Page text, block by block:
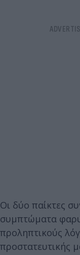
Οι δύο παίκτες
συμπτώματα
προληπτικούς
προστατευτικής